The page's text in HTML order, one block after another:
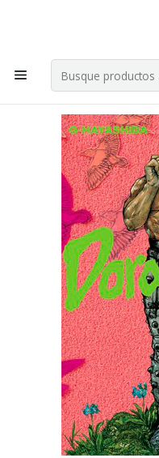
Por compras en cartas
Inicio Mangas